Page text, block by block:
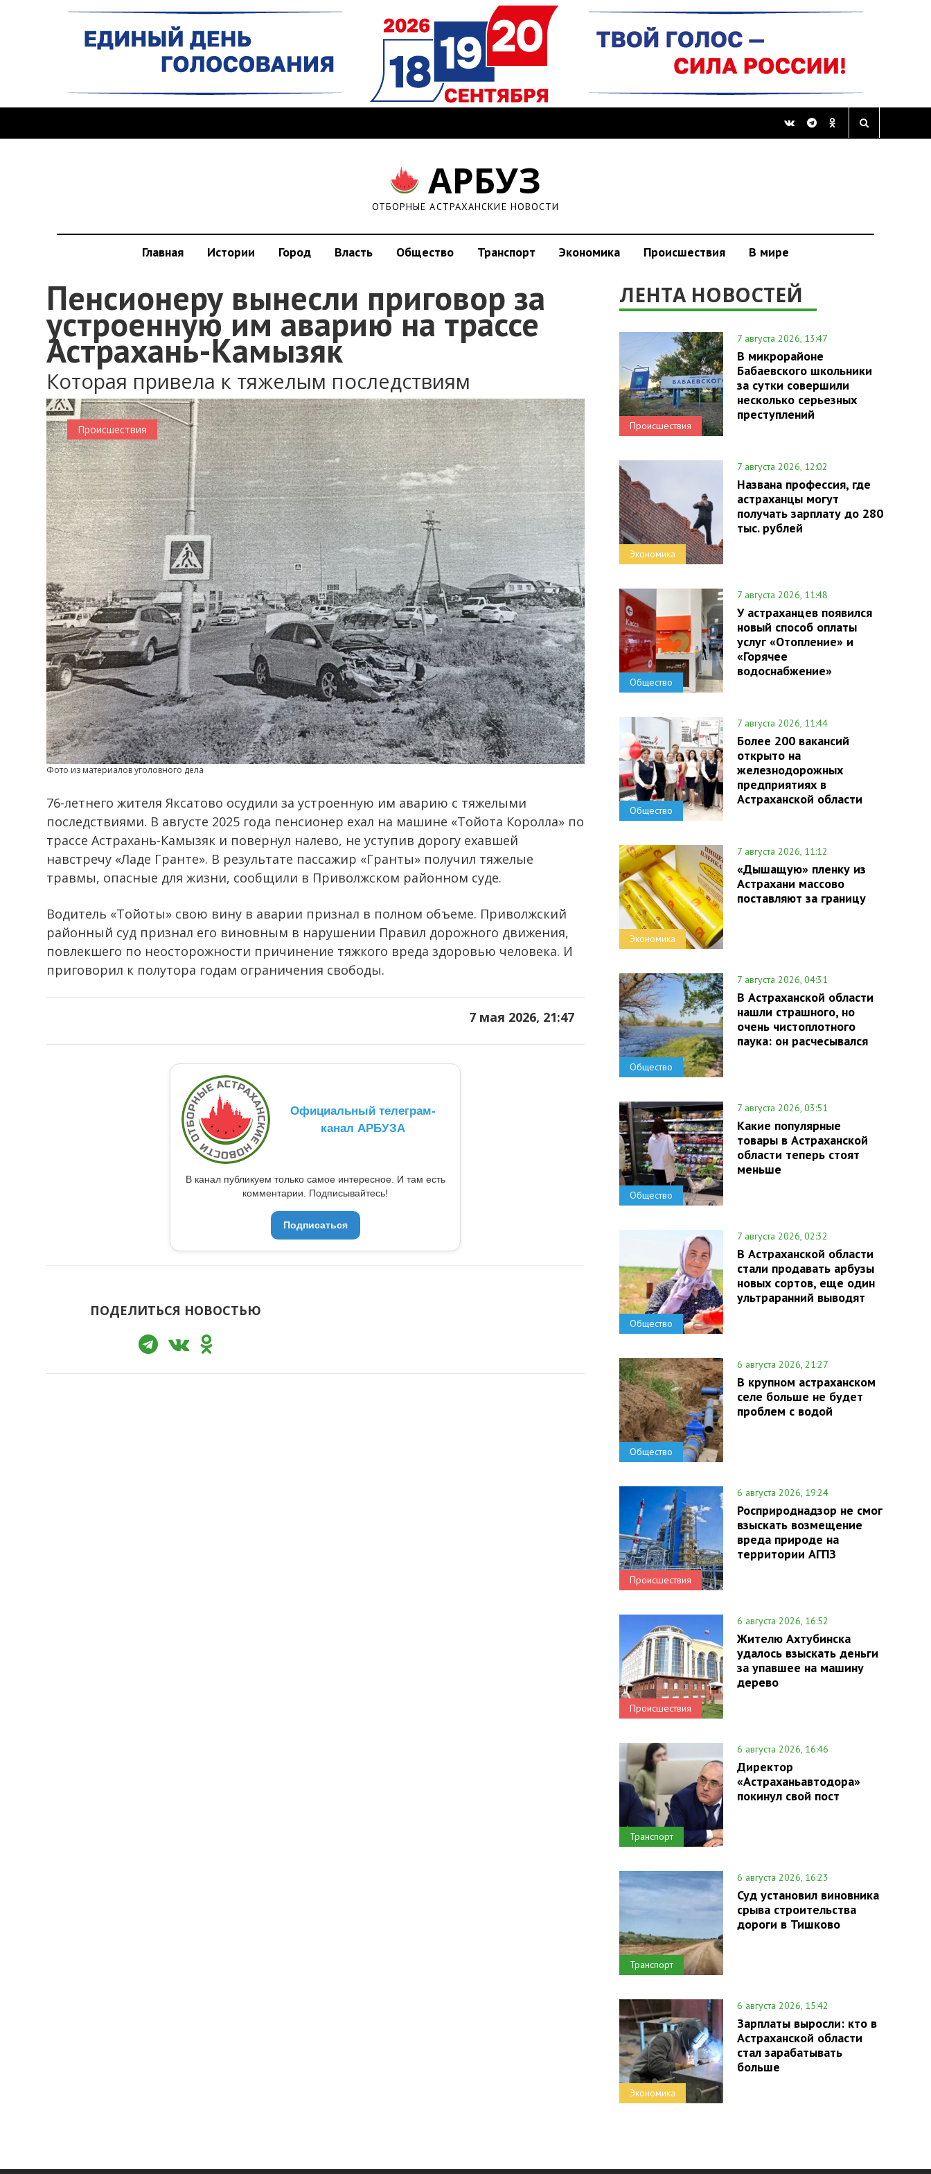
АРБУЗ
ОТБОРНЫЕ АСТРАХАНСКИЕ НОВОСТИ
Главная Истории Город Власть Общество Транспорт Экономика Происшествия В мире
Пенсионеру вынесли приговор за
устроенную им аварию на трассе
Астрахань-Камызяк
Которая привела к тяжелым последствиям
Происшествия
Фото из материалов уголовного дела
76-летнего жителя Яксатово осудили за устроенную им аварию с тяжелыми
последствиями. В августе 2025 года пенсионер ехал на машине «Тойота Королла» по
трассе Астрахань-Камызяк и повернул налево, не уступив дорогу ехавшей
навстречу «Ладе Гранте». В результате пассажир «Гранты» получил тяжелые
травмы, опасные для жизни, сообщили в Приволжском районном суде.
Водитель «Тойоты» свою вину в аварии признал в полном объеме. Приволжский
районный суд признал его виновным в нарушении Правил дорожного движения,
повлекшего по неосторожности причинение тяжкого вреда здоровью человека. И
приговорил к полутора годам ограничения свободы.
7 мая 2026, 21:47
Официальный телеграм-
канал АРБУЗА
В канал публикуем только самое интересное. И там есть
комментарии. Подписывайтесь!
Подписаться
ПОДЕЛИТЬСЯ НОВОСТЬЮ
ЛЕНТА НОВОСТЕЙ
Происшествия
7 августа 2026, 13:47
В микрорайоне
Бабаевского школьники
за сутки совершили
несколько серьезных
преступлений
Экономика
7 августа 2026, 12:02
Названа профессия, где
астраханцы могут
получать зарплату до 280
тыс. рублей
Общество
7 августа 2026, 11:48
У астраханцев появился
новый способ оплаты
услуг «Отопление» и
«Горячее
водоснабжение»
Общество
7 августа 2026, 11:44
Более 200 вакансий
открыто на
железнодорожных
предприятиях в
Астраханской области
Экономика
7 августа 2026, 11:12
«Дышащую» пленку из
Астрахани массово
поставляют за границу
Общество
7 августа 2026, 04:31
В Астраханской области
нашли страшного, но
очень чистоплотного
паука: он расчесывался
Общество
7 августа 2026, 03:51
Какие популярные
товары в Астраханской
области теперь стоят
меньше
Общество
7 августа 2026, 02:32
В Астраханской области
стали продавать арбузы
новых сортов, еще один
ультраранний выводят
Общество
6 августа 2026, 21:27
В крупном астраханском
селе больше не будет
проблем с водой
Происшествия
6 августа 2026, 19:24
Росприроднадзор не смог
взыскать возмещение
вреда природе на
территории АГПЗ
Происшествия
6 августа 2026, 16:52
Жителю Ахтубинска
удалось взыскать деньги
за упавшее на машину
дерево
Транспорт
6 августа 2026, 16:46
Директор
«Астраханьавтодора»
покинул свой пост
Транспорт
6 августа 2026, 16:23
Суд установил виновника
срыва строительства
дороги в Тишково
Экономика
6 августа 2026, 15:42
Зарплаты выросли: кто в
Астраханской области
стал зарабатывать
больше